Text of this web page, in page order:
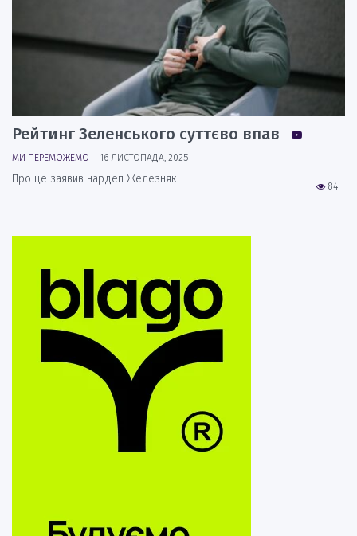
Рейтинг Зеленського суттєво впав
МИ ПЕРЕМОЖЕМО 16 ЛИСТОПАДА, 2025
84
Про це заявив нардеп Железняк